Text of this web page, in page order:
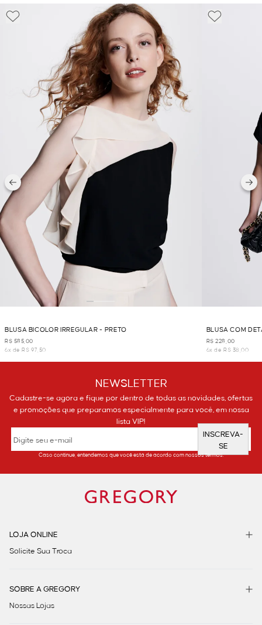
BLUSA BICOLOR IRREGULAR - PRETO
R$ 585,00
6x de R$ 97,50
BLUSA COM
R$ 228,00
6x de R$ 38,00
NEWSLETTER
Cadastre-se agora e fique por dentro de todas as novidades, ofertas
e promoções que preparamos especialmente para você, em nossa
lista VIP!
INSCREVA-
SE
Caso continue, entendemos que você está de acordo com nossos termos.
LOJA ONLINE
Solicite Sua Troca
SOBRE A GREGORY
Nossas Lojas